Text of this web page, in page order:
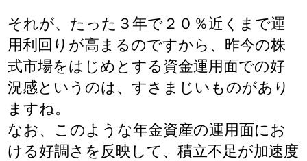
それが、たった３年で２０％近くまで運
用利回りが高まるのですから、昨今の株
式市場をはじめとする資金運用面での好
況感というのは、すさまじいものがあり
ますね。
なお、このような年金資産の運用面にお
ける好調さを反映して、積立不足が加速度